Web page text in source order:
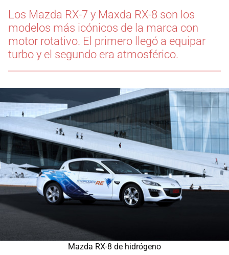
Los Mazda RX-7 y Maxda RX-8 son los
modelos más icónicos de la marca con
motor rotativo. El primero llegó a equipar
turbo y el segundo era atmosférico.
Mazda RX-8 de hidrógeno